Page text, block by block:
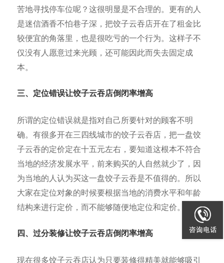
苦地寻找停车位呢？这很明显是不合理的。更有的人
是迷信酒香不怕巷子深，把饺子云吞店开在了租金比
较便宜的角落里，也是很吃亏的一个行为。这样子不
仅没有人愿意过来光顾，还可能因此而失去固定成
本。
三、定位错误让饺子云吞店倒闭率增高
所谓的定位错误就是指对自己所要针对的顾客不明
确。有很多开在三四线城市的饺子云吞店，把一盘饺
子云吞的定价定在十五元左右，要知道这根本不符合
当地的经济发展水平，前来购买的人自然就少了，因
为当地的人认为买这一盘饺子云吞是不值得的。所以
大家在定位对象的时候要根据当地的消费水平和年龄
结构来进行定价，而不能够随便地定位和定价。
四、过分装修让饺子云吞店倒闭率增高
现在很多饺子云吞店认为只要装修得精美就能够吸引